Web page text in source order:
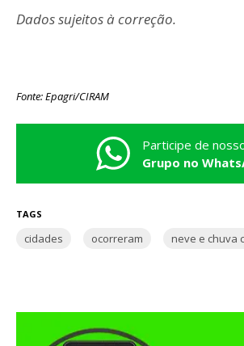
Dados sujeitos à correção.
Fonte: Epagri/CIRAM
Participe de
Grupo no
TAGS
cidades ocorreram neve e chuva